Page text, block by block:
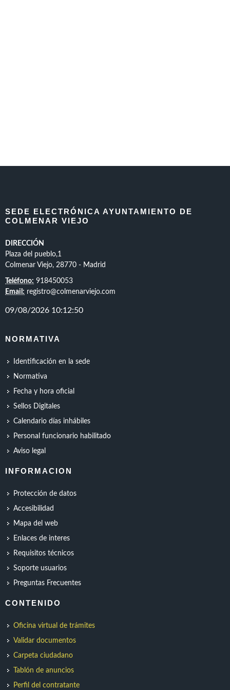
SEDE ELECTRÓNICA AYUNTAMIENTO DE
COLMENAR VIEJO
DIRECCIÓN
Plaza del pueblo,1
Colmenar Viejo, 28770 - Madrid
Teléfono: 918450053
Email: registro@colmenarviejo.com
NORMATIVA
Identificación en la sede
Normativa
Fecha y hora oficial
Sellos Digitales
Calendario días inhábiles
Personal funcionario habilitado
Aviso legal
INFORMACION
Protección de datos
Accesibilidad
Mapa del web
Enlaces de interes
Requisitos técnicos
Soporte usuarios
Preguntas Frecuentes
CONTENIDO
Oficina virtual de trámites
Validar documentos
Carpeta ciudadano
Tablón de anuncios
Perfil del contratante